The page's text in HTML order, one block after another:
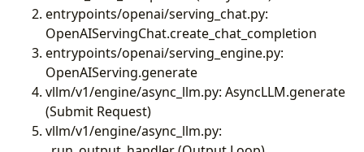
entrypoints/openai/serving_chat.py:
OpenAIServingChat.create_chat_completion
entrypoints/openai/serving_engine.py:
OpenAIServing.generate
vllm/v1/engine/async_llm.py: AsyncLLM.generate
(Submit Request)
vllm/v1/engine/async_llm.py: